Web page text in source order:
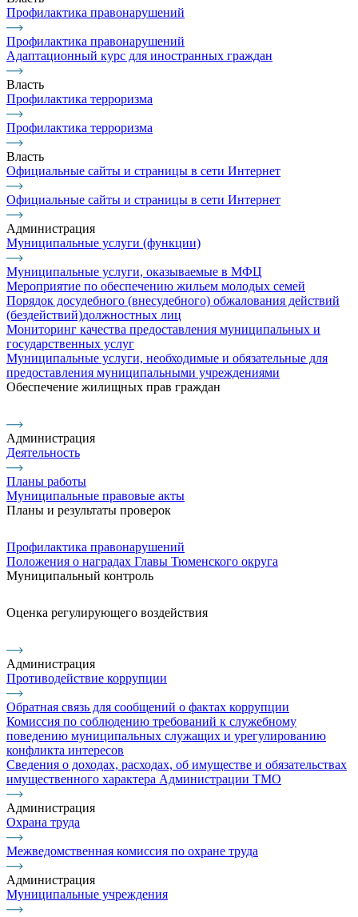
Профилактика правонарушений
Профилактика правонарушений
Адаптационный курс для иностранных граждан
Власть
Профилактика терроризма
Профилактика терроризма
Власть
Официальные сайты и страницы в сети Интернет
Официальные сайты и страницы в сети Интернет
Администрация
Муниципальные услуги (функции)
Муниципальные услуги, оказываемые в МФЦ
Мероприятие по обеспечению жильем молодых семей
Порядок досудебного (внесудебного) обжалования действий
(бездействий)должностных лиц
Мониторинг качества предоставления муниципальных и
государственных услуг
Муниципальные услуги, необходимые и обязательные для
предоставления муниципальными учреждениями
Обеспечение жилищных прав граждан
Администрация
Деятельность
Планы работы
Муниципальные правовые акты
Планы и результаты проверок
Профилактика правонарушений
Положения о наградах Главы Тюменского округа
Муниципальный контроль
Оценка регулирующего воздействия
Администрация
Противодействие коррупции
Обратная связь для сообщений о фактах коррупции
Комиссия по соблюдению требований к служебному
поведению муниципальных служащих и урегулированию
конфликта интересов
Сведения о доходах, расходах, об имуществе и обязательствах
имущественного характера Администрации ТМО
Администрация
Охрана труда
Межведомственная комиссия по охране труда
Администрация
Муниципальные учреждения